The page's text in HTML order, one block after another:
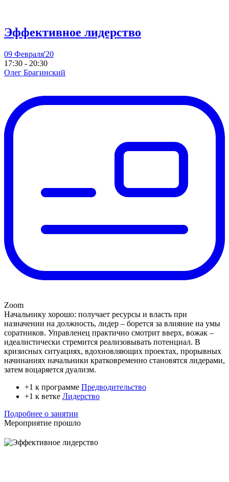
Эффективное лидерство
09 Февраля'20
17:30 - 20:30
Олег Брагинский
Zoom
Начальнику хорошо: получает ресурсы и власть при
назначении на должность, лидер – борется за влияние на умы
соратников. Управленец практично смотрит вверх, вожак –
идеалистически стремится реализовывать потенциал. В
кризисных ситуациях, вдохновляющих проектах, прорывных
начинаниях начальники кратковременно становятся лидерами,
затем воцаряется дуализм.
+1 к программе Предводительство
+1 к ветке Лидерство
Подробнее о занятии
Мероприятие прошло